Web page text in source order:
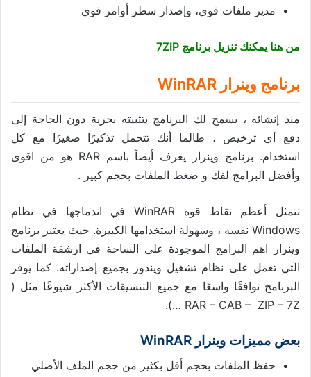
مدير ملفات قوي، وإصدار سطر أوامر قوي
من هنا يمكنك تنزيل برنامج 7ZIP
برنامج وينرار WinRAR
منذ إنشائه ، يسمح لك البرنامج بتثبيته بحرية دون الحاجة إلى
دفع أي ترخيص ، طالما أنك تتحمل تذكيرًا صغيرًا مع كل
استخدام. برنامج وينرار يعرف أيضاً باسم RAR هو من اقوى
وأفضل البرامج لفك و ضغط الملفات بحجم كبير .
تتمثل أعظم نقاط قوة WinRAR في اندماجها في نظام
Windows نفسه ، وسهولة استخدامها الكبيرة. حيث يعتبر برنامج
وينرار اهم البرامج الموجودة على الساحة في ارشفة الملفات
التي تعمل على نظام تشغيل ويندوز بجميع إصداراته. كما يوفر
البرنامج توافقًا واسعًا مع جميع التنسيقات الأكثر شيوعًا مثل (
RAR – CAB – ZIP – 7Z …).
بعض مميزات وينرار WinRAR
حفظ الملفات بحجم أقل بكثير من حجم الملف الأصلي